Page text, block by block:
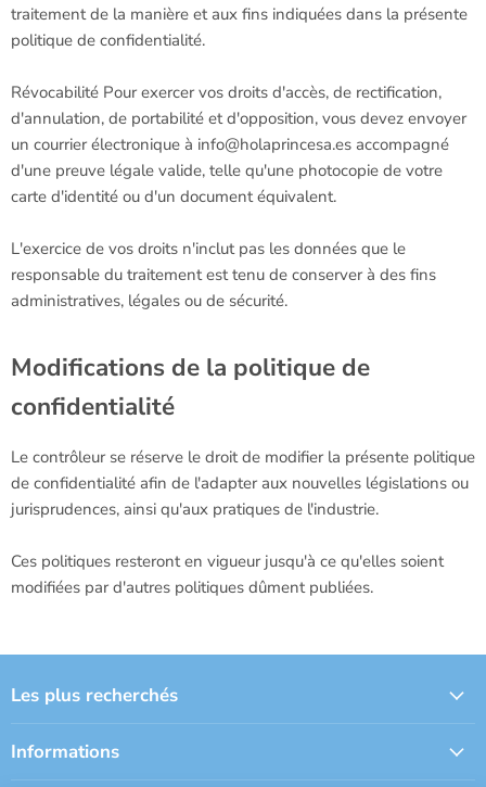
traitement de la manière et aux fins indiquées dans la présente
politique de confidentialité.
Révocabilité Pour exercer vos droits d'accès, de rectification,
d'annulation, de portabilité et d'opposition, vous devez envoyer
un courrier électronique à info@holaprincesa.es accompagné
d'une preuve légale valide, telle qu'une photocopie de votre
carte d'identité ou d'un document équivalent.
L'exercice de vos droits n'inclut pas les données que le
responsable du traitement est tenu de conserver à des fins
administratives, légales ou de sécurité.
Modifications de la politique de
confidentialité
Le contrôleur se réserve le droit de modifier la présente politique
de confidentialité afin de l'adapter aux nouvelles législations ou
jurisprudences, ainsi qu'aux pratiques de l'industrie.
Ces politiques resteront en vigueur jusqu'à ce qu'elles soient
modifiées par d'autres politiques dûment publiées.
Les plus recherchés
Informations